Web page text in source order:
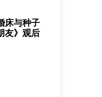
床与种子
友》观后